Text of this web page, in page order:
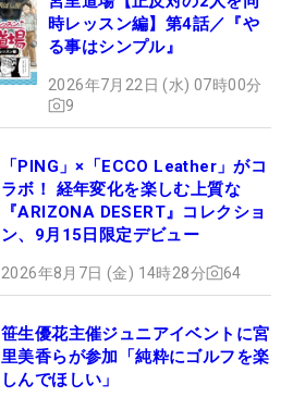
時レッスン編】第4話／『や
る事はシンプル』
2026年7月22日 (水) 07時00分
9
「PING」×「ECCO Leather」がコ
ラボ！ 経年変化を楽しむ上質な
『ARIZONA DESERT』コレクショ
ン、9月15日限定デビュー
2026年8月7日 (金) 14時28分 64
笹生優花主催ジュニアイベントに宮
里美香らが参加「純粋にゴルフを楽
しんでほしい」